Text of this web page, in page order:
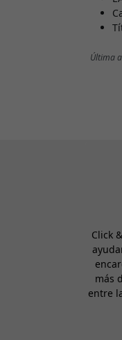
Última
Click
más
entre